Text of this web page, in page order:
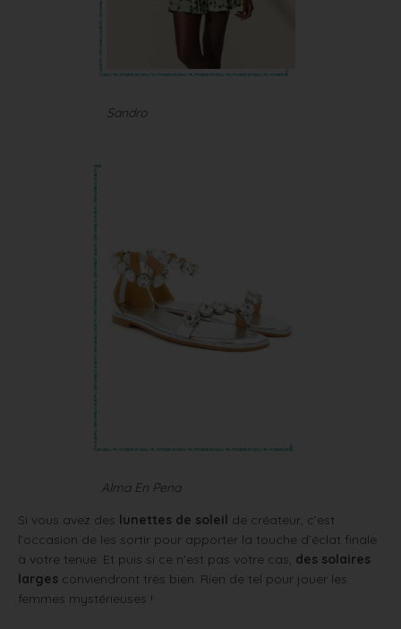
Sandro
Alma En Pena
Si vous avez des lunettes de soleil de créateur, c’est
l’occasion de les sortir pour apporter la touche d’éclat finale
à votre tenue. Et puis si ce n’est pas votre cas, des solaires
larges conviendront très bien. Rien de tel pour jouer les
femmes mystérieuses !